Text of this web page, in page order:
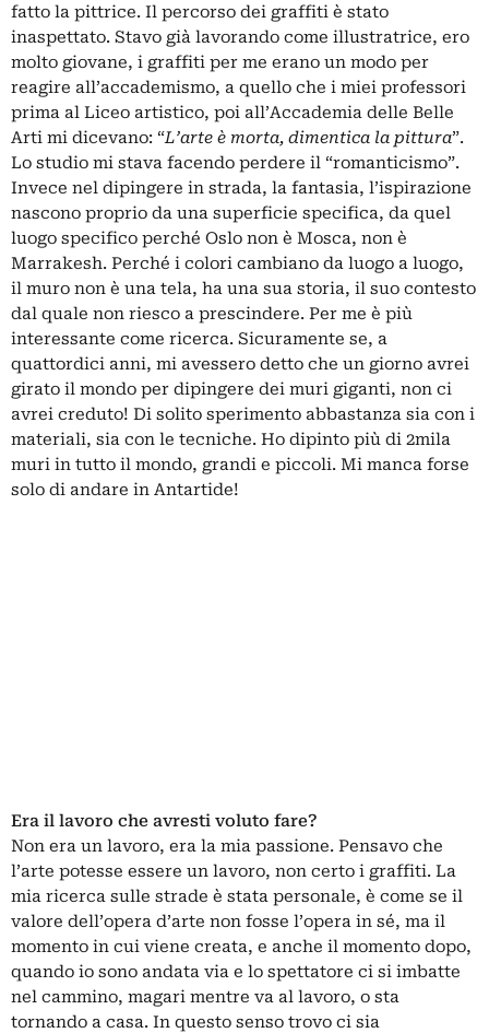
fatto la pittrice. Il percorso dei graffiti è stato
inaspettato. Stavo già lavorando come illustratrice, ero
molto giovane, i graffiti per me erano un modo per
reagire all’accademismo, a quello che i miei professori
prima al Liceo artistico, poi all’Accademia delle Belle
Arti mi dicevano: “L’arte è morta, dimentica la pittura”.
Lo studio mi stava facendo perdere il “romanticismo”.
Invece nel dipingere in strada, la fantasia, l’ispirazione
nascono proprio da una superficie specifica, da quel
luogo specifico perché Oslo non è Mosca, non è
Marrakesh. Perché i colori cambiano da luogo a luogo,
il muro non è una tela, ha una sua storia, il suo contesto
dal quale non riesco a prescindere. Per me è più
interessante come ricerca. Sicuramente se, a
quattordici anni, mi avessero detto che un giorno avrei
girato il mondo per dipingere dei muri giganti, non ci
avrei creduto! Di solito sperimento abbastanza sia con i
materiali, sia con le tecniche. Ho dipinto più di 2mila
muri in tutto il mondo, grandi e piccoli. Mi manca forse
solo di andare in Antartide!
Era il lavoro che avresti voluto fare?
Non era un lavoro, era la mia passione. Pensavo che
l’arte potesse essere un lavoro, non certo i graffiti. La
mia ricerca sulle strade è stata personale, è come se il
valore dell’opera d’arte non fosse l’opera in sé, ma il
momento in cui viene creata, e anche il momento dopo,
quando io sono andata via e lo spettatore ci si imbatte
nel cammino, magari mentre va al lavoro, o sta
tornando a casa. In questo senso trovo ci sia